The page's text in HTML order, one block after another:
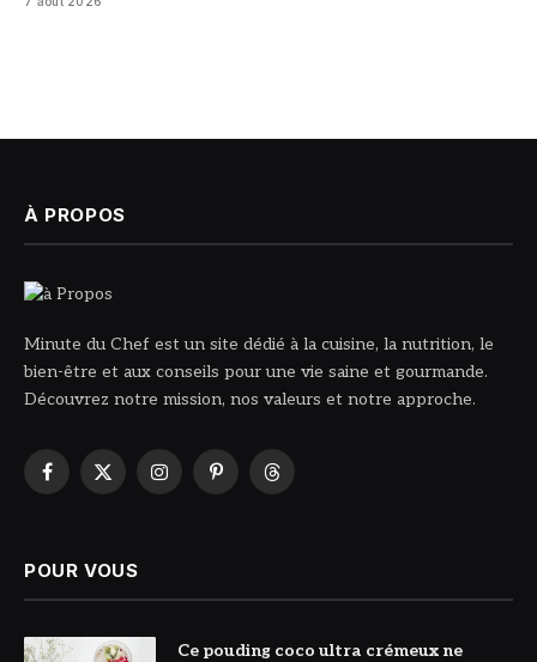
À PROPOS
Minute du Chef est un site dédié à la cuisine, la nutrition, le
bien-être et aux conseils pour une vie saine et gourmande.
Découvrez notre mission, nos valeurs et notre approche.
Facebook
X
InstagramPinterestThreads
POUR VOUS
© DR
Ce pouding coco ultra crémeux ne